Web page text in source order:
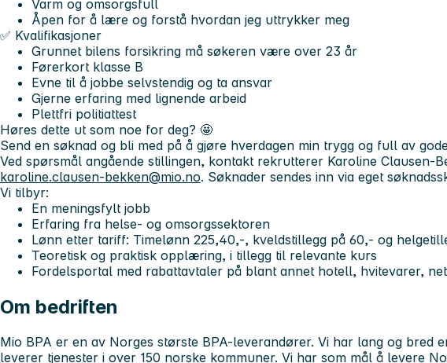
Varm og omsorgsfull
Åpen for å lære og forstå hvordan jeg uttrykker meg
✅ Kvalifikasjoner
Grunnet bilens forsikring må søkeren være over 23 år
Førerkort klasse B
Evne til å jobbe selvstendig og ta ansvar
Gjerne erfaring med lignende arbeid
Plettfri politiattest
Høres dette ut som noe for deg? 🤩
Send en søknad og bli med på å gjøre hverdagen min trygg og full av
Ved spørsmål angående stillingen, kontakt rekrutterer Karoline Clausen-
karoline.clausen-bekken@mio.no. Søknader sendes inn via eget
Vi tilbyr:
En meningsfylt jobb
Erfaring fra helse- og omsorgssektoren
Lønn etter tariff: Timelønn 225,40,-, kveldstillegg på 60,- og
Teoretisk og praktisk opplæring, i tillegg til relevante kurs
Fordelsportal med rabattavtaler på blant annet hotell, hvitevarer,
Om bedriften
Mio BPA er en av Norges største BPA-leverandører. Vi har lang og bred
leverer tjenester i over 150 norske kommuner. Vi har som mål å levere